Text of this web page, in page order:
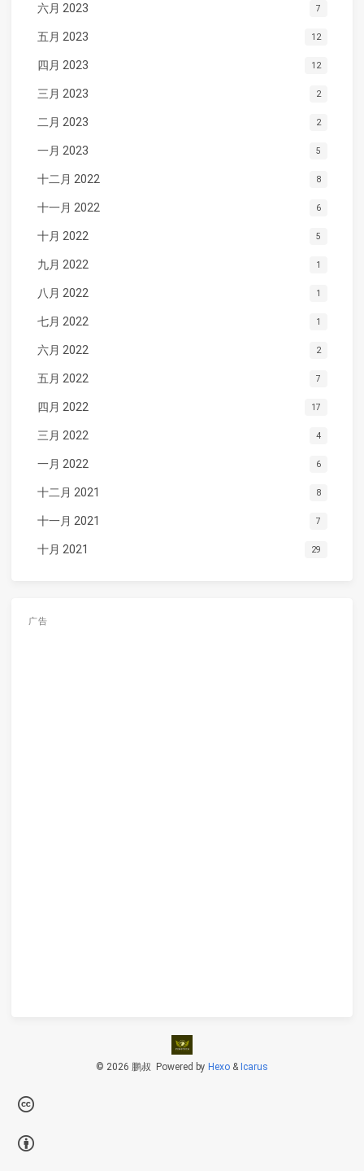
六月 2023 7
五月 2023 12
四月 2023 12
三月 2023 2
二月 2023 2
一月 2023 5
十二月 2022 8
十一月 2022 6
十月 2022 5
九月 2022 1
八月 2022 1
七月 2022 1
六月 2022 2
五月 2022 7
四月 2022 17
三月 2022 4
一月 2022 6
十二月 2021 8
十一月 2021 7
十月 2021 29
广告
© 2026 鹏叔 Powered by Hexo & Icarus